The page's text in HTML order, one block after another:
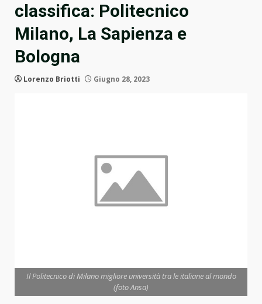
classifica: Politecnico
Milano, La Sapienza e
Bologna
Lorenzo Briotti Giugno 28, 2023
Il Politecnico di Milano migliore università tra le italiane al mondo
(foto Ansa)